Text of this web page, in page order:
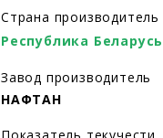
Страна производитель
Республика Беларусь
Завод производитель
НАФТАН